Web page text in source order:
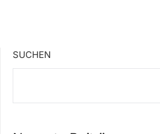
SUCHEN